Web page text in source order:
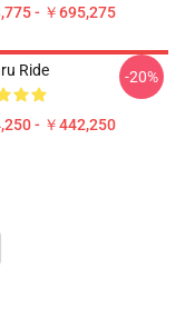
- ￥695,275
Ride
- ￥442,250
-20%